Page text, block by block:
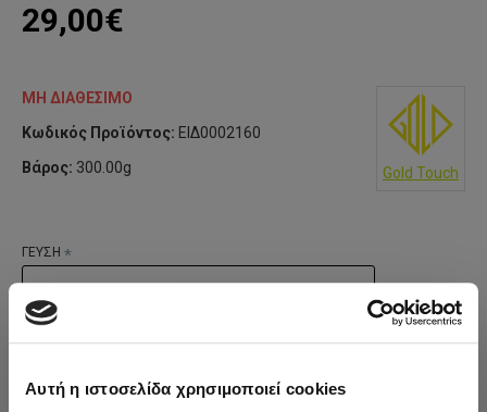
Αυτή η ιστοσελίδα χρησιμοποιεί cookies
ΜΗ ΔΙΑΘΈΣΙΜΟ
Κωδικός Προϊόντος: ΕΙΔ0002160
Βάρος: 300.00g Gold Touch
29,00€
ΓΕΥΣΗ